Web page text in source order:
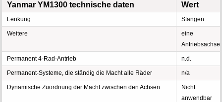
Yanmar YM1300 technische daten Wert
Lenkung Stangen
Weitere
eine
Antriebsachse
Permanent 4-Rad-Antrieb n.d.
Permanent-Systeme, die ständig die Macht alle Räder n/a
Dynamische Zuordnung der Macht zwischen den Achsen
Nicht
anwendbar